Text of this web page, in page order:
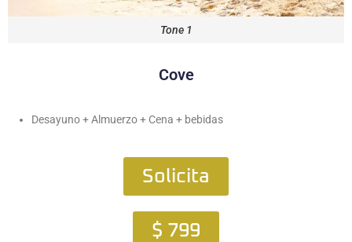
Tone 1
Cove
Desayuno + Almuerzo + Cena + bebidas
Solicita
$ 799